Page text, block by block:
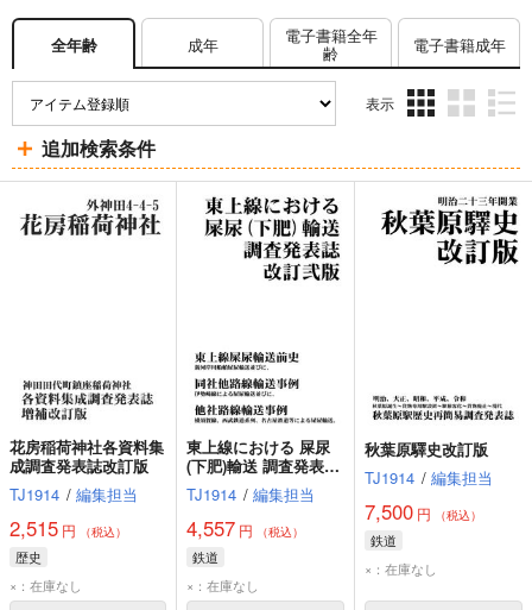
全年齢 成年 電子書籍全年
齢 電子書籍成年
表示
ム
表
示
ム
表
示
ム
表
示
追加検索条件
花房稲荷神社各資料集
成調査発表誌改訂版
TJ1914 / 編集担当
2,515 円 （税込）
歴史
×：在庫なし
東上線における 屎尿
(下肥)輸送 調査発表誌
改訂弐版
TJ1914 / 編集担当
4,557 円 （税込）
鉄道
×：在庫なし
秋葉原驛史改訂版
TJ1914 / 編集担当
7,500円 （税込）
鉄道
×：在庫なし